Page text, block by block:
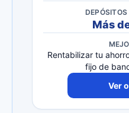
Más
Rentabilizar tu
fijo de
Ver